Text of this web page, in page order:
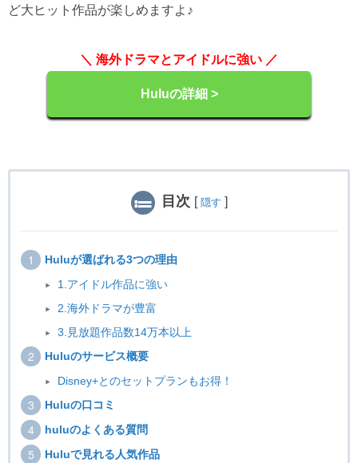
ど大ヒット作品が楽しめますよ♪
＼ 海外ドラマとアイドルに強い ／
Huluの詳細 >
目次 [ 隠す ]
Huluが選ばれる3つの理由
1.アイドル作品に強い
2.海外ドラマが豊富
3.見放題作品数14万本以上
Huluのサービス概要
Disney+とのセットプランもお得！
Huluの口コミ
huluのよくある質問
Huluで見れる人気作品